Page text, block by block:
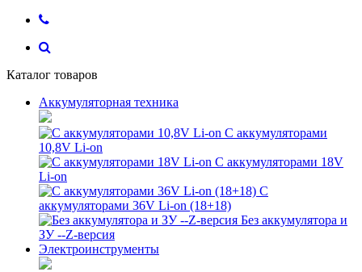
Каталог товаров
Аккумуляторная техника
С аккумуляторами
10,8V Li-on
С аккумуляторами 18V
Li-on
С
аккумуляторами 36V Li-on (18+18)
Без аккумулятора и
ЗУ --Z-версия
Электроинструменты